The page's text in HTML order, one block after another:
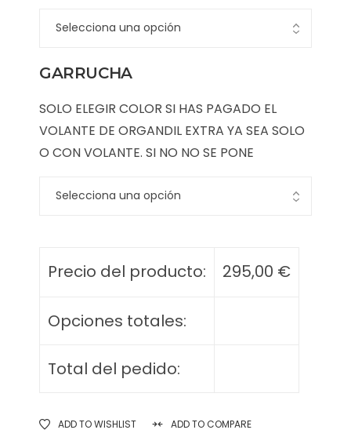
GARRUCHA
SOLO ELEGIR COLOR SI HAS PAGADO EL
VOLANTE DE ORGANDIL EXTRA YA SEA SOLO
O CON VOLANTE. SI NO NO SE PONE
Precio del producto: 295,00 €
Opciones totales:
Total del pedido:
ADD TO WISHLIST ADD TO COMPARE